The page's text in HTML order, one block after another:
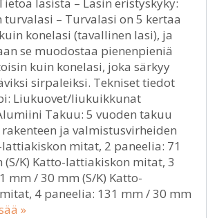
turvalasi – Turvalasi on 5 kertaa
konelasi (tavallinen lasi), ja
se muodostaa pienenpieniä
kuin konelasi, joka särkyy
sirpaleiksi. Tekniset tiedot
Liukuovet/liukuikkunat
Takuu: 5 vuoden takuu
ja valmistusvirheiden
mitat, 2 paneelia: 71
(S/K) Katto-lattiakiskon mitat, 3
mm / 30 mm (S/K) Katto-
4 paneelia: 131 mm / 30 mm
»